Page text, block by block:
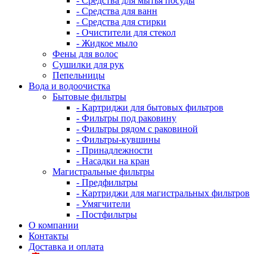
- Средства для ванн
- Средства для стирки
- Очистители для стекол
- Жидкое мыло
Фены для волос
Сушилки для рук
Пепельницы
Вода и водоочистка
Бытовые фильтры
- Картриджи для бытовых фильтров
- Фильтры под раковину
- Фильтры рядом с раковиной
- Фильтры-кувшины
- Принадлежности
- Насадки на кран
Магистральные фильтры
- Предфильтры
- Картриджи для магистральных фильтров
- Умягчители
- Постфильтры
О компании
Контакты
Доставка и оплата